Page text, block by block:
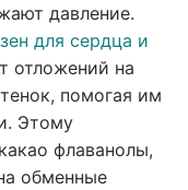
давление.
для сердца и
отложений на
помогая им
Этому
флаванолы,
обменные